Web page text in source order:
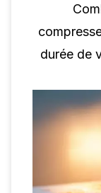
durée de
une